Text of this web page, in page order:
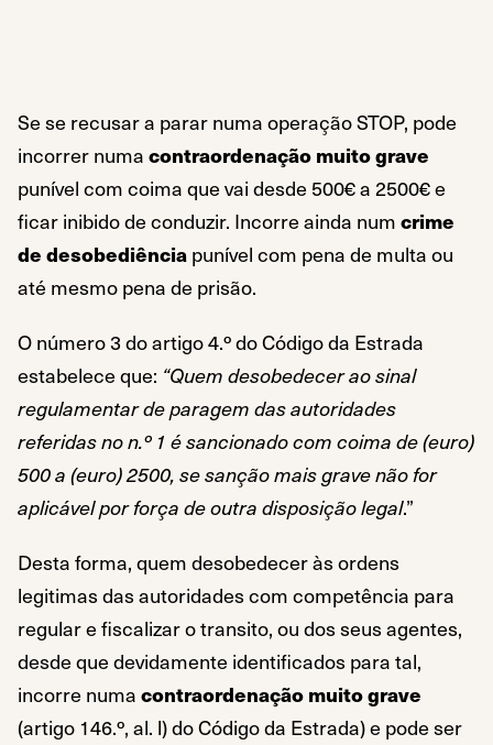
Se se recusar a parar numa operação STOP, pode
incorrer numa contraordenação muito grave
punível com coima que vai desde 500€ a 2500€ e
ficar inibido de conduzir. Incorre ainda num crime
de desobediência punível com pena de multa ou
até mesmo pena de prisão.
O número 3 do artigo 4.º do Código da Estrada
estabelece que: “Quem desobedecer ao sinal
regulamentar de paragem das autoridades
referidas no n.º 1 é sancionado com coima de (euro)
500 a (euro) 2500, se sanção mais grave não for
aplicável por força de outra disposição legal.”
Desta forma, quem desobedecer às ordens
legitimas das autoridades com competência para
regular e fiscalizar o transito, ou dos seus agentes,
desde que devidamente identificados para tal,
incorre numa contraordenação muito grave
(artigo 146.º, al. l) do Código da Estrada) e pode ser